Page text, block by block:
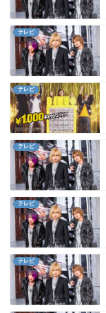
テレビ
テレビ
テレビ
テレビ
テレビ